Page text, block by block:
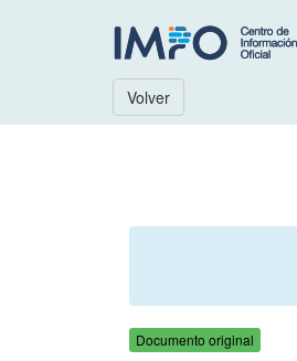
Volver
Documento original